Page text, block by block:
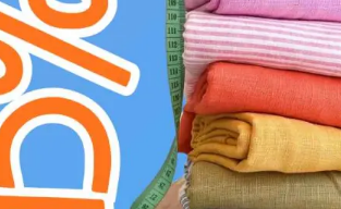
229Kč / m DETAIL
Bavlněná látka Check
lavender